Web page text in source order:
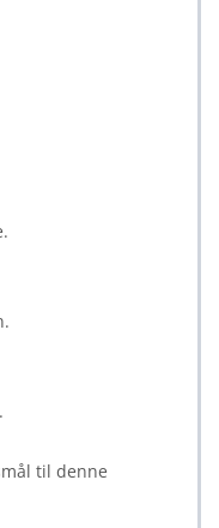
til denne